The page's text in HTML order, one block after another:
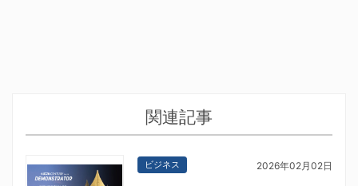
関連記事
ビジネス 2026年02月02日